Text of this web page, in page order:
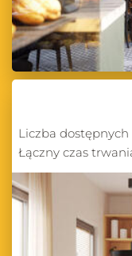
Liczba dostępnych
Łączny czas